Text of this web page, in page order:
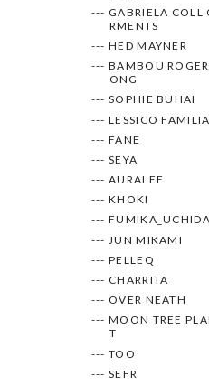
--- GABRIELA COLL
RMENTS
--- HED MAYNER
--- BAMBOU
ONG
--- SOPHIE BUHAI
--- LESSICO
--- FANE
--- SEYA
--- AURALEE
--- KHOKI
--- FUMIKA_UCHIDA
--- JUN MIKAMI
--- PELLEQ
--- CHARRITA
--- OVER NEATH
--- MOON TREE
T
--- TOO
--- SEFR